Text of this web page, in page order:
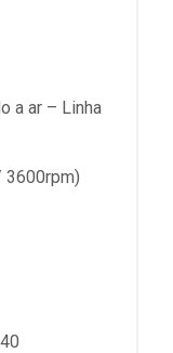
a ar – Linha
3600rpm)